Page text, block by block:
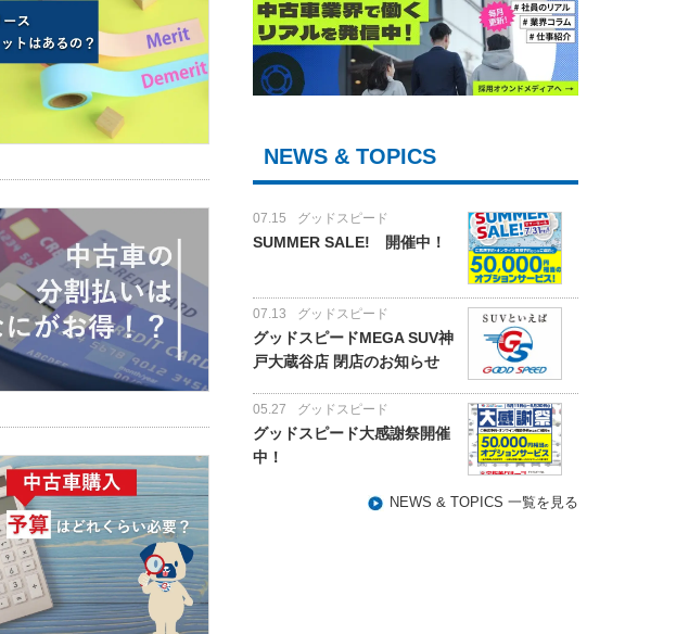
NEWS & TOPICS
07.15 グッドスピード
SUMMER SALE! 開催中！
07.13 グッドスピード
グッドスピードMEGA SUV神
戸大蔵谷店 閉店のお知らせ
05.27 グッドスピード
グッドスピード大感謝祭開催
中！
NEWS & TOPICS 一覧を見る